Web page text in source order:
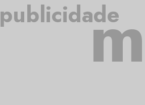
publicidade